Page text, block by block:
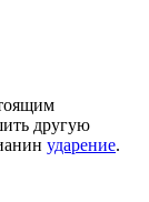
другую
ударение.